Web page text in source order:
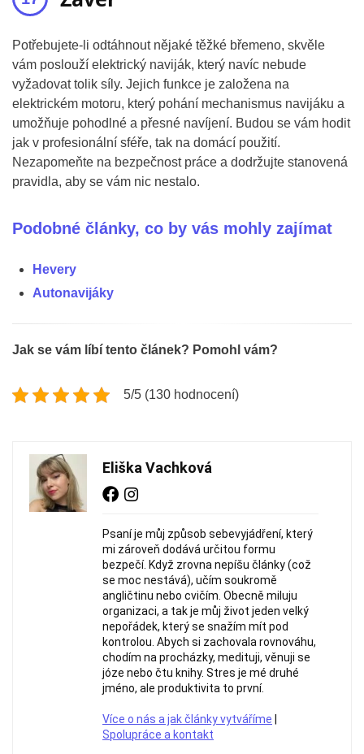
Potřebujete-li odtáhnout nějaké těžké břemeno, skvěle
vám poslouží elektrický naviják, který navíc nebude
vyžadovat tolik síly. Jejich funkce je založena na
elektrickém motoru, který pohání mechanismus navijáku a
umožňuje pohodlné a přesné navíjení. Budou se vám hodit
jak v profesionální sféře, tak na domácí použití.
Nezapomeňte na bezpečnost práce a dodržujte stanovená
pravidla, aby se vám nic nestalo.
Podobné články, co by vás mohly zajímat
Hevery
Autonavijáky
Jak se vám líbí tento článek? Pomohl vám?
5/5 (130 hodnocení)
Eliška Vachková
Psaní je můj způsob sebevyjádření, který
mi zároveň dodává určitou formu
bezpečí. Když zrovna nepíšu články (což
se moc nestává), učím soukromě
angličtinu nebo cvičím. Obecně miluju
organizaci, a tak je můj život jeden velký
nepořádek, který se snažím mít pod
kontrolou. Abych si zachovala rovnováhu,
chodím na procházky, medituji, věnuji se
józe nebo čtu knihy. Stres je mé druhé
jméno, ale produktivita to první.
Více o nás a jak články vytváříme
Spolupráce a kontakt